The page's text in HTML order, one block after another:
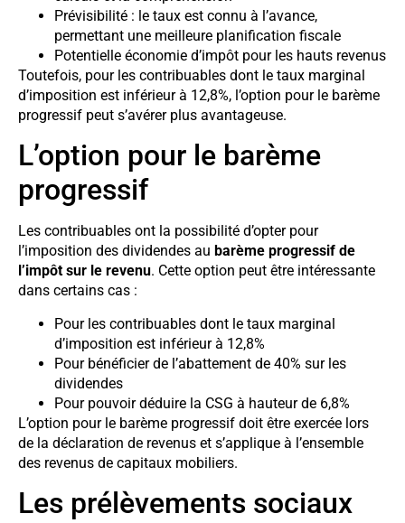
Prévisibilité : le taux est connu à l’avance,
permettant une meilleure planification fiscale
Potentielle économie d’impôt pour les hauts revenus
Toutefois, pour les contribuables dont le taux marginal
d’imposition est inférieur à 12,8%, l’option pour le barème
progressif peut s’avérer plus avantageuse.
L’option pour le barème
progressif
Les contribuables ont la possibilité d’opter pour
l’imposition des dividendes au barème progressif de
l’impôt sur le revenu. Cette option peut être intéressante
dans certains cas :
Pour les contribuables dont le taux marginal
d’imposition est inférieur à 12,8%
Pour bénéficier de l’abattement de 40% sur les
dividendes
Pour pouvoir déduire la CSG à hauteur de 6,8%
L’option pour le barème progressif doit être exercée lors
de la déclaration de revenus et s’applique à l’ensemble
des revenus de capitaux mobiliers.
Les prélèvements sociaux